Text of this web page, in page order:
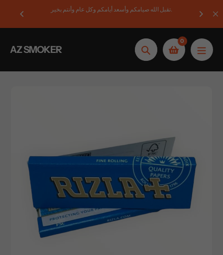
المحتوى
تقبل الله صيامكم وأسعد أيامكم وكل عام وأنتم بخير.
AZ SMOKER بحث
0